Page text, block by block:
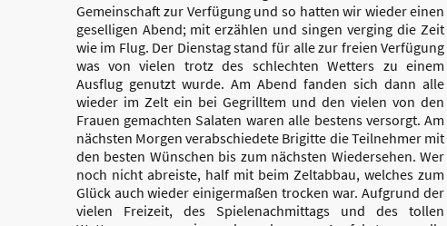
Gemeinschaft zur Verfügung und so hatten wir wieder einen
geselligen Abend; mit erzählen und singen verging die Zeit
wie im Flug. Der Dienstag stand für alle zur freien Verfügung
was von vielen trotz des schlechten Wetters zu einem
Ausflug genutzt wurde. Am Abend fanden sich dann alle
wieder im Zelt ein bei Gegrilltem und den vielen von den
Frauen gemachten Salaten waren alle bestens versorgt. Am
nächsten Morgen verabschiedete Brigitte die Teilnehmer mit
den besten Wünschen bis zum nächsten Wiedersehen. Wer
noch nicht abreiste, half mit beim Zeltabbau, welches zum
Glück auch wieder einigermaßen trocken war. Aufgrund der
vielen Freizeit, des Spielenachmittags und des tollen